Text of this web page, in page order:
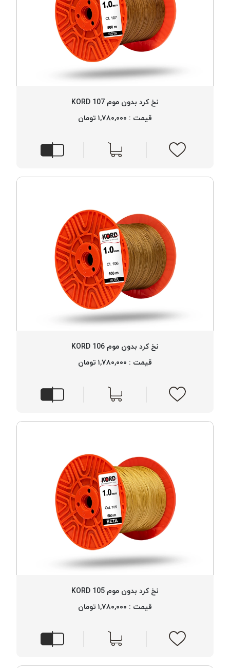
نخ کرد بدون موم 107 KORD
قیمت : ۱,۷۸۰,۰۰۰ تومان
نخ کرد بدون موم 106 KORD
قیمت : ۱,۷۸۰,۰۰۰ تومان
نخ کرد بدون موم 105 KORD
قیمت : ۱,۷۸۰,۰۰۰ تومان